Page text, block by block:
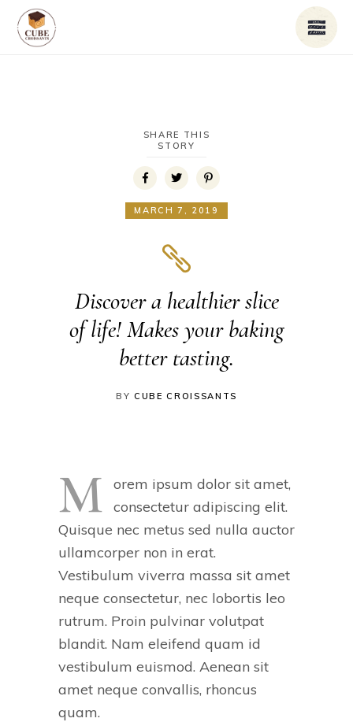
SHARE THIS
STORY
MARCH 7, 2019
Discover a healthier slice
of life! Makes your baking
better tasting.
BYCUBE CROISSANTS
M
orem ipsum dolor sit amet,
consectetur adipiscing elit.
Quisque nec metus sed nulla auctor
ullamcorper non in erat.
Vestibulum viverra massa sit amet
neque consectetur, nec lobortis leo
rutrum. Proin pulvinar volutpat
blandit. Nam eleifend quam id
vestibulum euismod. Aenean sit
amet neque convallis, rhoncus
quam.